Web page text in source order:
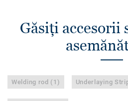
Găsiţi accesorii
Welding rod (1) Underlaying